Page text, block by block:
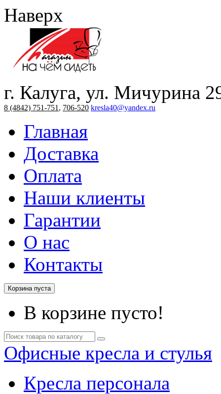
Наверх
г. Калуга, ул. Мичурина
8 (4842) 751-751 , 706-520 kresla40@yandex.ru
Главная
Доставка
Оплата
Наши клиенты
Гарантии
О нас
Контакты
Корзина пуста
В корзине пусто!
Офисные кресла и стулья
Кресла персонала